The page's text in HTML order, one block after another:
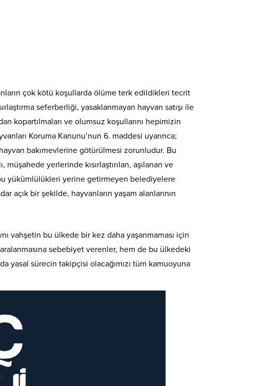
çok kötü koşullarda ölüme terk edildikleri tecrit
seferberliği, yasaklanmayan hayvan satışı ile
kopartılmaları ve olumsuz koşullarını hepimizin
Koruma Kanunu’nun 6. maddesi uyarınca;
bakımevlerine götürülmesi zorunludur. Bu
yerlerinde kısırlaştırılan, aşılanan ve
yükümlülükleri yerine getirmeyen belediyelere
açık bir şekilde, hayvanların yaşam alanlarının
vahşetin bu ülkede bir kez daha yaşanmaması için
sebebiyet verenler, hem de bu ülkedeki
yasal sürecin takipçisi olacağımızı tüm kamuoyuna